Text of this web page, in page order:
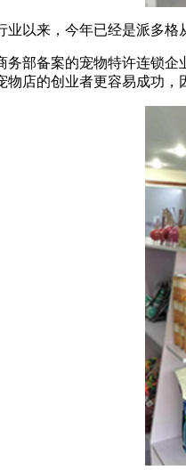
业以来，今年已经是派多
务部备案的宠物特许连锁
店的创业者更容易成功，